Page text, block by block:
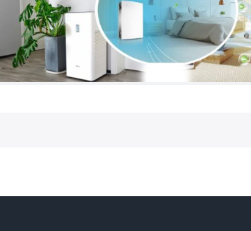
Lựa chọn và nguyên lý hoạt động của
máy lọc không khí